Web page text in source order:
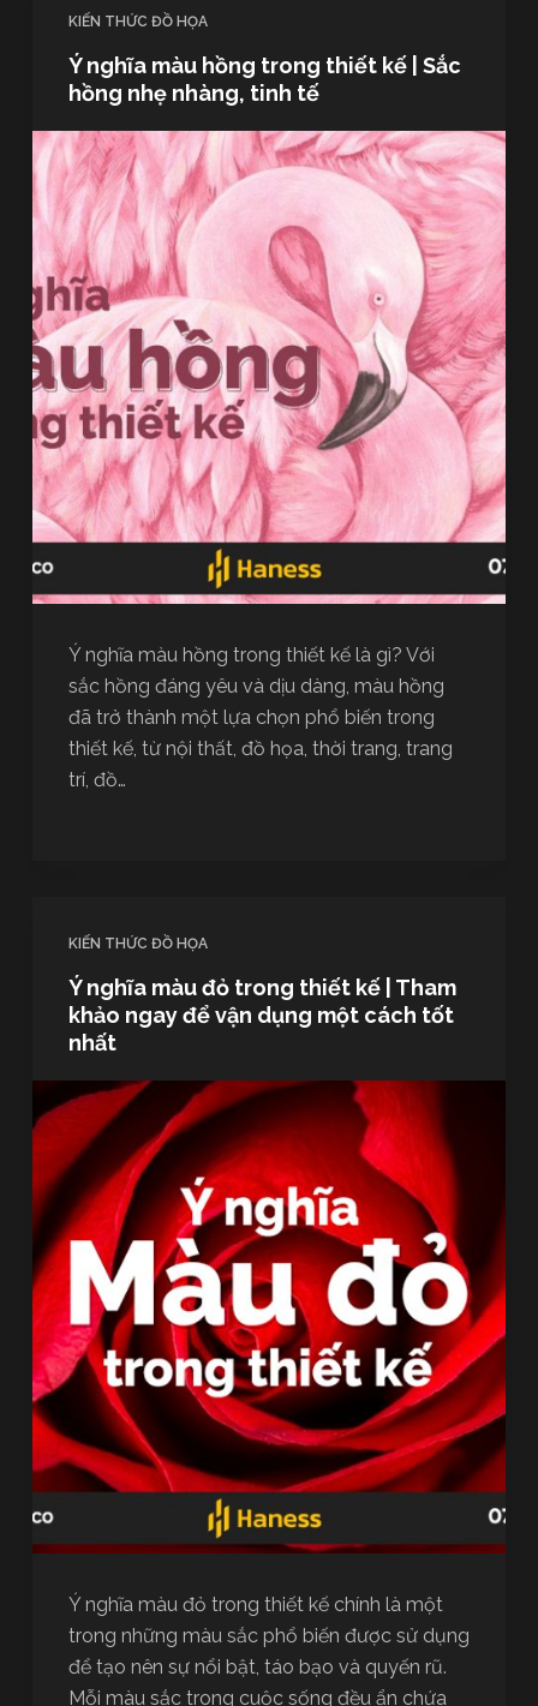
KIẾN THỨC ĐỒ HỌA
Ý nghĩa màu hồng trong thiết kế | Sắc
hồng nhẹ nhàng, tinh tế
Ý nghĩa màu hồng trong thiết kế là gì? Với
sắc hồng đáng yêu và dịu dàng, màu hồng
đã trở thành một lựa chọn phổ biến trong
thiết kế, từ nội thất, đồ họa, thời trang, trang
trí, đồ…
KIẾN THỨC ĐỒ HỌA
Ý nghĩa màu đỏ trong thiết kế | Tham
khảo ngay để vận dụng một cách tốt
nhất
Ý nghĩa màu đỏ trong thiết kế chính là một
trong những màu sắc phổ biến được sử dụng
để tạo nên sự nổi bật, táo bạo và quyến rũ.
Mỗi màu sắc trong cuộc sống đều ẩn chứa